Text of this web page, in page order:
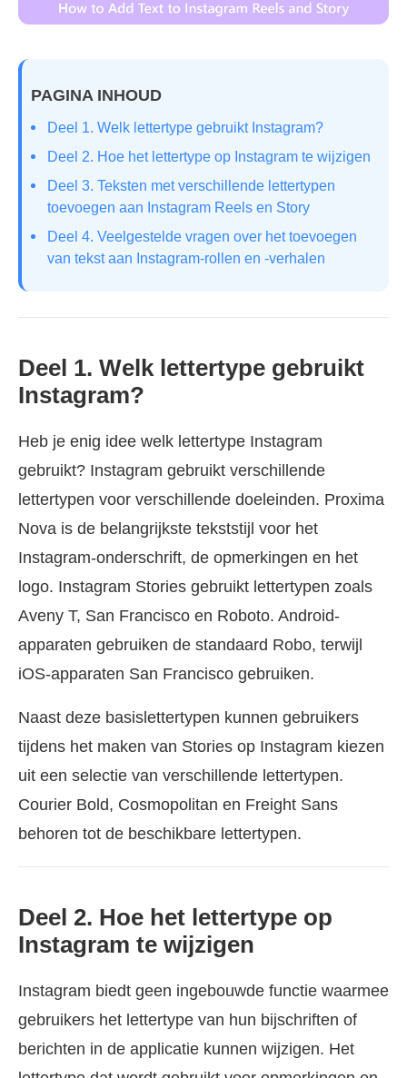
PAGINA INHOUD
Deel 1. Welk lettertype gebruikt Instagram?
Deel 2. Hoe het lettertype op Instagram te wijzigen
Deel 3. Teksten met verschillende lettertypen
toevoegen aan Instagram Reels en Story
Deel 4. Veelgestelde vragen over het toevoegen
van tekst aan Instagram-rollen en -verhalen
Deel 1. Welk lettertype gebruikt
Instagram?
Heb je enig idee welk lettertype Instagram
gebruikt? Instagram gebruikt verschillende
lettertypen voor verschillende doeleinden. Proxima
Nova is de belangrijkste tekststijl voor het
Instagram-onderschrift, de opmerkingen en het
logo. Instagram Stories gebruikt lettertypen zoals
Aveny T, San Francisco en Roboto. Android-
apparaten gebruiken de standaard Robo, terwijl
iOS-apparaten San Francisco gebruiken.
Naast deze basislettertypen kunnen gebruikers
tijdens het maken van Stories op Instagram kiezen
uit een selectie van verschillende lettertypen.
Courier Bold, Cosmopolitan en Freight Sans
behoren tot de beschikbare lettertypen.
Deel 2. Hoe het lettertype op
Instagram te wijzigen
Instagram biedt geen ingebouwde functie waarmee
gebruikers het lettertype van hun bijschriften of
berichten in de applicatie kunnen wijzigen. Het